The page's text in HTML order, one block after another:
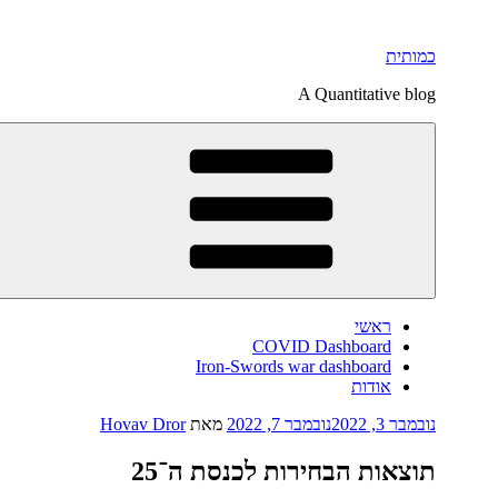
כמותית
A Quantitative blog
ראשי
COVID Dashboard
Iron-Swords war dashboard
אודות
פורסם
נובמבר 3, 2022 נובמבר 7, 2022 מאתHovav Dror
תוצאות הבחירות לכנסת ה־25